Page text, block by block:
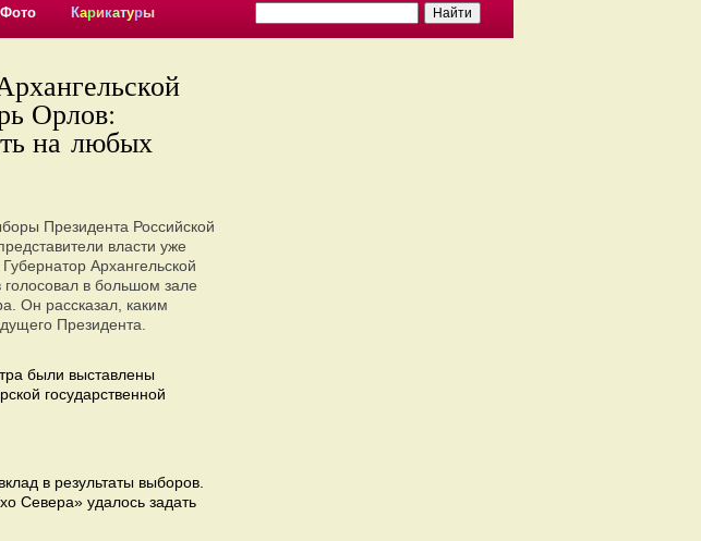
Фото Карикатуры
Орлов:
на любых
Президента Российской
власти уже
Архангельской
в большом зале
Он рассказал, каким
Президента.
были выставлены
государственной
в результаты выборов.
Севера» удалось задать